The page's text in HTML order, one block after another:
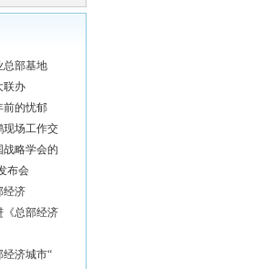
总部基地
联办
的忧郁
现场工作交
略学会的
布会
经济
《总部经济
济城市“